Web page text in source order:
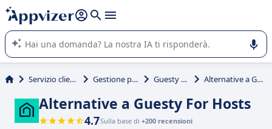
righe con
shift + enter
L'IA di Appvizer vi guida nell'utilizzo o nella scelta di un
software SaaS per la vostra azienda.
Servizio clienti e vendite Gestione prenotazioni Guesty For Hosts Alternative a Guesty For Hosts
Alternative a Guesty For Hosts
4.7Sulla base di +200 recensioni